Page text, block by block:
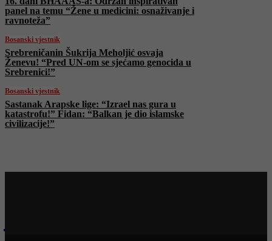
panel na temu “Žene u medicini: osnaživanje i
ravnoteža”
Bosanski vjestnik
Srebreničanin Šukrija Meholjić osvaja
Ženevu! “Pred UN-om se sjećamo genocida u
Srebrenici!”
Bosanski vjestnik
Sastanak Arapske lige: “Izrael nas gura u
katastrofu!” Fidan: “Balkan je dio islamske
civilizacije!”